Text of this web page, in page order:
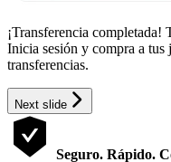
¡Transferencia completada!
Inicia sesión y compra a tus
transferencias.
Next slide
Seguro. Rápido.